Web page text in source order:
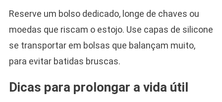
Reserve um bolso dedicado, longe de chaves ou
moedas que riscam o estojo. Use capas de silicone
se transportar em bolsas que balançam muito,
para evitar batidas bruscas.
Dicas para prolongar a vida útil